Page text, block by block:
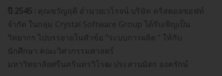
ปี 2545 : คุณขวัญฤดี อำนวยเวโรจน์ บริษัท คริสตอลซอฟท์
จำกัด ในกลุ่ม Crystal Software Group ได้รับเชิญเป็น
วิทยากร ไปบรรยายในหัวข้อ “ระบบการผลิต “ ให้กับ
นักศึกษา คณะวิศวกรรมศาสตร์
มหาวิทยาลัยศรีนครินทรวิโรฒ ประสานมิตร องครักษ์